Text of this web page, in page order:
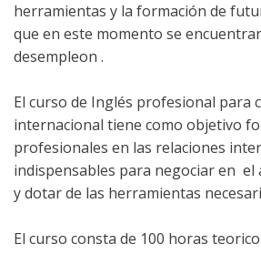
herramientas y la formación de
que en este momento se
desempleon .
El curso de Inglés profesional para
internacional tiene como objetivo
profesionales en las relaciones
indispensables para negociar en el
y dotar de las herramientas
El curso consta de 100 horas